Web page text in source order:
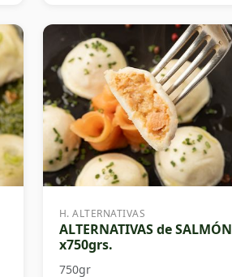
H. ALTERNATIVAS
ALTERNATIVAS de SALMÓN
x750grs.
750gr